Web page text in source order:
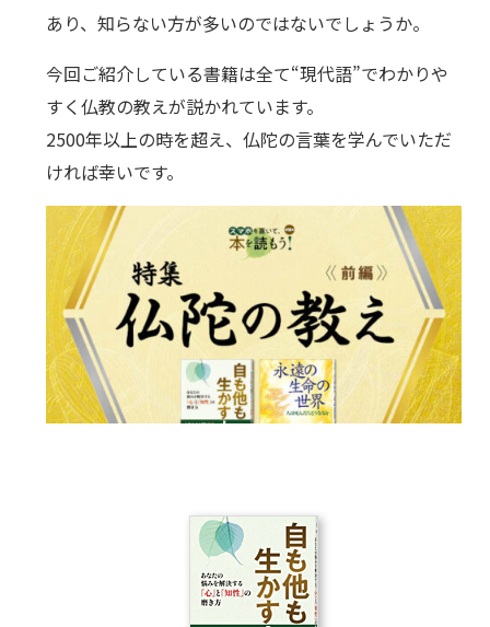
あり、知らない方が多いのではないでしょうか。
今回ご紹介している書籍は全て“現代語”でわかりや
すく仏教の教えが説かれています。
2500年以上の時を超え、仏陀の言葉を学んでいただ
ければ幸いです。